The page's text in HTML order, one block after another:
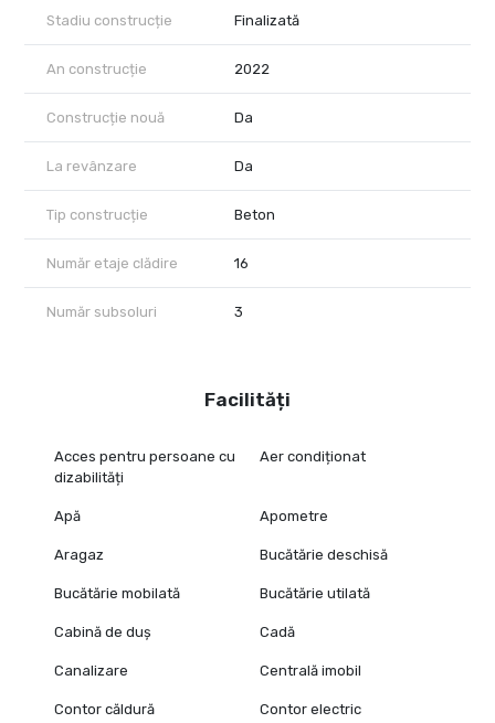
Stadiu construcție Finalizată
An construcție 2022
Construcție nouă Da
La revânzare Da
Tip construcție Beton
Număr etaje clădire 16
Număr subsoluri 3
Facilități
Acces pentru persoane cu
dizabilități
Aer condiționat
Apă Apometre
Aragaz Bucătărie deschisă
Bucătărie mobilată Bucătărie utilată
Cabină de duș Cadă
Canalizare Centrală imobil
Contor căldură Contor electric